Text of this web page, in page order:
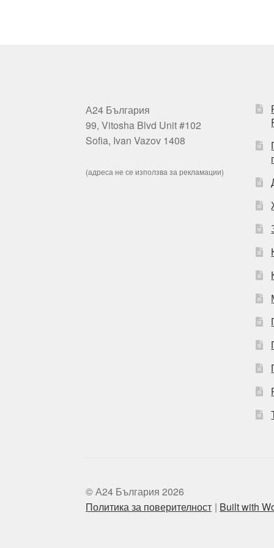
А24 България
99, Vitosha Blvd Unit #102
Sofia, Ivan Vazov 1408
(адреса не се използва за рекламации)
© А24 България 2026
Политика за поверителност
Built with